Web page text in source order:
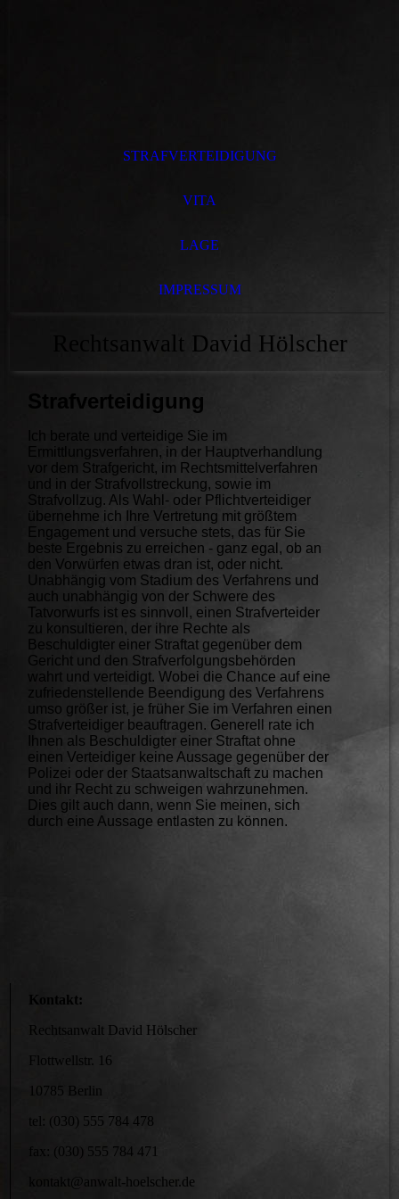
STRAFVERTEIDIGUNG
VITA
LAGE
IMPRESSUM
Rechtsanwalt David Hölscher
Strafverteidigung
Ich berate und verteidige Sie im
Ermittlungsverfahren, in der Hauptverhandlung
vor dem Strafgericht, im Rechtsmittelverfahren
und in der Strafvollstreckung, sowie im
Strafvollzug. Als Wahl- oder Pflichtverteidiger
übernehme ich Ihre Vertretung mit größtem
Engagement und versuche stets, das für Sie
beste Ergebnis zu erreichen - ganz egal, ob an
den Vorwürfen etwas dran ist, oder nicht.
Unabhängig vom Stadium des Verfahrens und
auch unabhängig von der Schwere des
Tatvorwurfs ist es sinnvoll, einen Strafverteider
zu konsultieren, der ihre Rechte als
Beschuldigter einer Straftat gegenüber dem
Gericht und den Strafverfolgungsbehörden
wahrt und verteidigt. Wobei die Chance auf eine
zufriedenstellende Beendigung des Verfahrens
umso größer ist, je früher Sie im Verfahren einen
Strafverteidiger beauftragen. Generell rate ich
Ihnen als Beschuldigter einer Straftat ohne
einen Verteidiger keine Aussage gegenüber der
Polizei oder der Staatsanwaltschaft zu machen
und ihr Recht zu schweigen wahrzunehmen.
Dies gilt auch dann, wenn Sie meinen, sich
durch eine Aussage entlasten zu können.
Kontakt:
Rechtsanwalt David Hölscher
Flottwellstr. 16
10785 Berlin
tel: (030) 555 784 478
fax: (030) 555 784 471
kontakt@anwalt-hoelscher.de